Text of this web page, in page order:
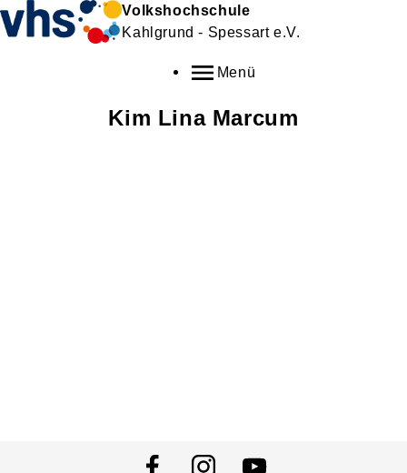
Volkshochschule
Kahlgrund - Spessart e.V.
Menü
Kim Lina Marcum